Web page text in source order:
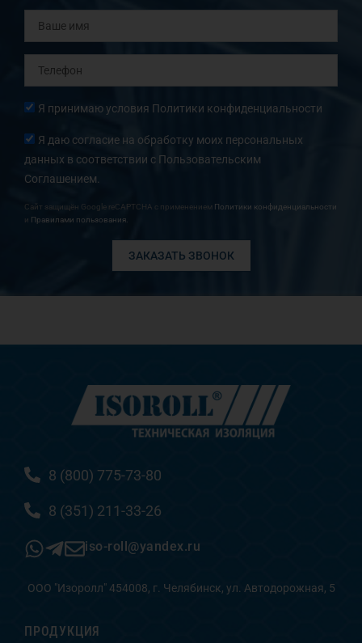
Согласие
Я принимаю условия Политики конфиденциальности
Согласие
Я даю согласие на обработку моих персональных
данных в соответствии с Пользовательским
Соглашением.
Сайт защищён Google reCAPTCHA с применением Политики конфиденциальности
и Правилами пользования.
ЗАКАЗАТЬ ЗВОНОК
8 (800) 775-73-80
8 (351) 211-33-26
iso-roll@yandex.ru
ООО "Изоролл" 454008, г. Челябинск, ул. Автодорожная, 5
ПРОДУКЦИЯ